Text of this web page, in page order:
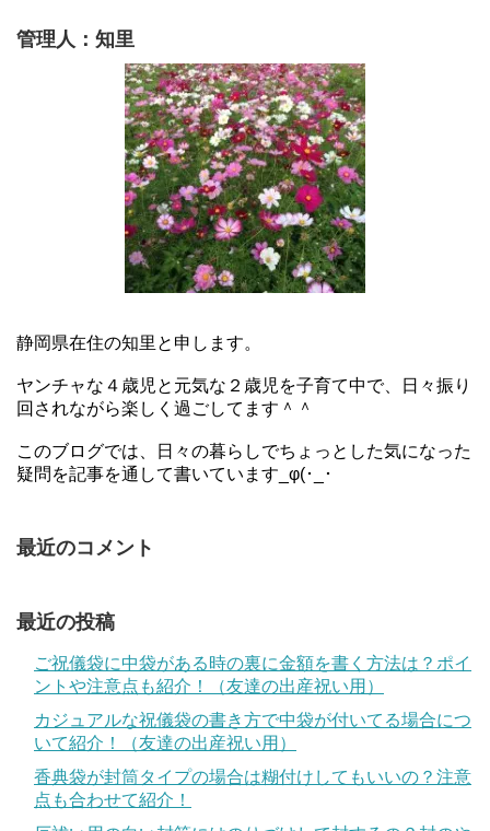
管理人：知里
静岡県在住の知里と申します。
ヤンチャな４歳児と元気な２歳児を子育て中で、日々振り
回されながら楽しく過ごしてます＾＾
このブログでは、日々の暮らしでちょっとした気になった
疑問を記事を通して書いています_φ(･_･
最近のコメント
最近の投稿
ご祝儀袋に中袋がある時の裏に金額を書く方法は？ポイ
ントや注意点も紹介！（友達の出産祝い用）
カジュアルな祝儀袋の書き方で中袋が付いてる場合につ
いて紹介！（友達の出産祝い用）
香典袋が封筒タイプの場合は糊付けしてもいいの？注意
点も合わせて紹介！